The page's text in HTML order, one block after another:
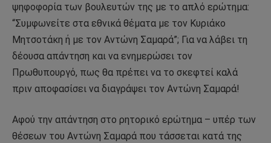
ψηφοφορία των βουλευτών της με το απλό ερώτημα:
“Συμφωνείτε στα εθνικά θέματα με τον Κυριάκο
Μητσοτάκη ή με τον Αντώνη Σαμαρά”; Για να λάβει τη
δέουσα απάντηση και να ενημερώσει τον
Πρωθυπουργό, πως θα πρέπει να το σκεφτεί καλά
πριν αποφασίσει να διαγράψει τον Αντώνη Σαμαρά!
Αφού την απάντηση στο ρητορικό ερώτημα – υπέρ των
θέσεων του Αντώνη Σαμαρά που τάσσεται κατά της